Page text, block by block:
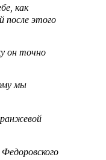
как
после этого
он точно
мы